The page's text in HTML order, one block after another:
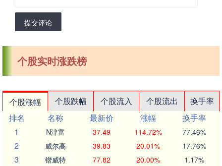
提交评论
个股实时涨跌榜
个股涨幅 个股跌幅 个股流入 个股流出
换手率
排名
名称 最新价 涨幅
换手率
1
N津富 37.49 114.72% 77.46%
2 威尔高 39.83 20.01% 17.76%
3 锴威特 77.82 20.00% 1.17%